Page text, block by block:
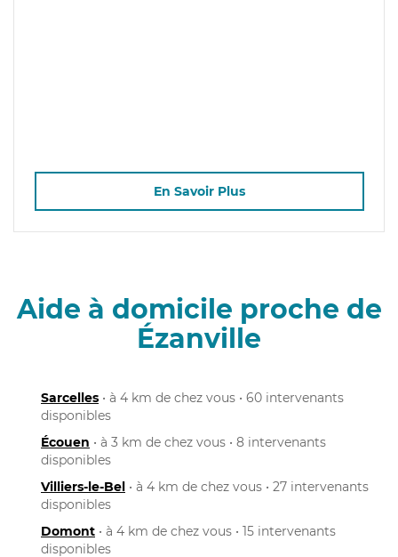
En Savoir Plus
Aide à domicile proche de
Ézanville
Sarcelles • à 4 km de chez vous • 60 intervenants
disponibles
Écouen • à 3 km de chez vous • 8 intervenants
disponibles
Villiers-le-Bel • à 4 km de chez vous • 27 intervenants
disponibles
Domont • à 4 km de chez vous • 15 intervenants
disponibles